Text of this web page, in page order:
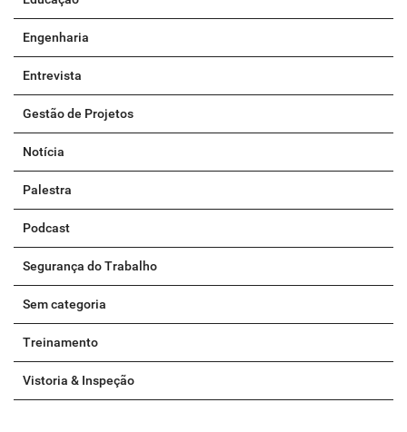
Engenharia
Entrevista
Gestão de Projetos
Notícia
Palestra
Podcast
Segurança do Trabalho
Sem categoria
Treinamento
Vistoria & Inspeção